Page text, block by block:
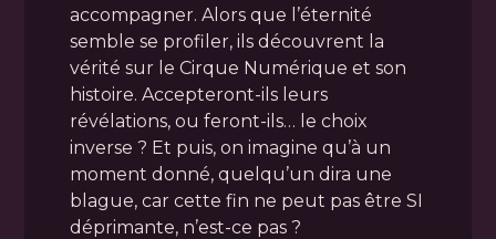
accompagner. Alors que l’éternité
semble se profiler, ils découvrent la
vérité sur le Cirque Numérique et son
histoire. Accepteront-ils leurs
révélations, ou feront-ils… le choix
inverse ? Et puis, on imagine qu’à un
moment donné, quelqu’un dira une
blague, car cette fin ne peut pas être SI
déprimante, n’est-ce pas ?